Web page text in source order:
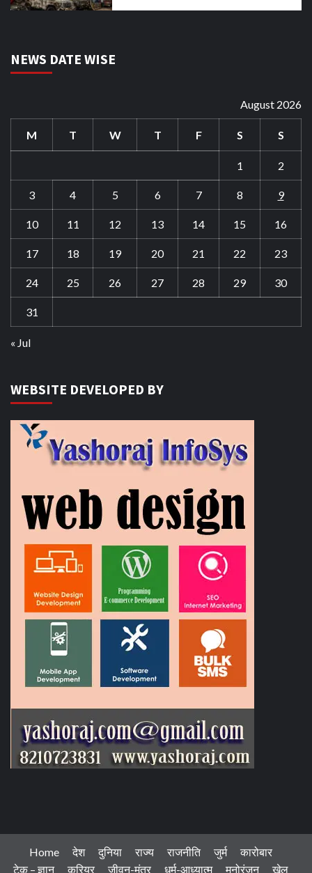
NEWS DATE WISE
August 2026
M T W T F S S
1 2
3 4 5 6 7 8 9
10 11 12 13 14 15 16
17 18 19 20 21 22 23
24 25 26 27 28 29 30
31
« Jul
WEBSITE DEVELOPED BY
Home देश दुनिया राज्य राजनीति जुर्म
कारोबार
टेक – ज्ञान
करियर जीवन-मंत्र धर्म-आध्यात्म मनोरंजन खेल